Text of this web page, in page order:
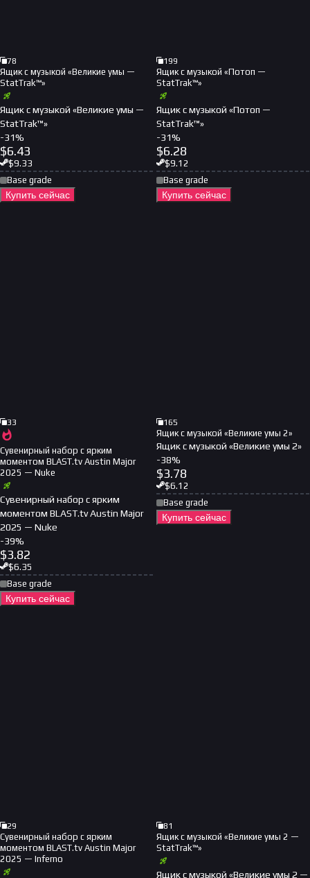
78
Ящик с музыкой «Великие умы —
StatTrak™»
Ящик с музыкой «Великие умы —
StatTrak™»
-31%
$6.43
$9.33
Base grade
Купить сейчас
199
Ящик с музыкой «Потоп —
StatTrak™»
Ящик с музыкой «Потоп —
StatTrak™»
-31%
$6.28
$9.12
Base grade
Купить сейчас
33
Сувенирный набор с ярким
моментом BLAST.tv Austin Major
2025 — Nuke
Сувенирный набор с ярким
моментом BLAST.tv Austin Major
2025 — Nuke
-39%
$3.82
$6.35
Base grade
Купить сейчас
165
Ящик с музыкой «Великие умы 2»
Ящик с музыкой «Великие умы 2»
-38%
$3.78
$6.12
Base grade
Купить сейчас
29
Сувенирный набор с ярким
моментом BLAST.tv Austin Major
2025 — Inferno
81
Ящик с музыкой «Великие умы 2 —
StatTrak™»
Ящик с музыкой «Великие умы 2 —